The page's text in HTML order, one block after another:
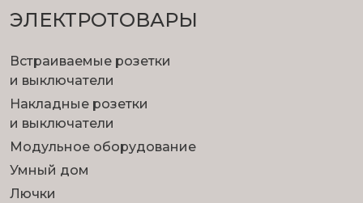
ЭЛЕКТРОТОВАРЫ
Встраиваемые розетки
и выключатели
Накладные розетки
и выключатели
Модульное оборудование
Умный дом
Лючки